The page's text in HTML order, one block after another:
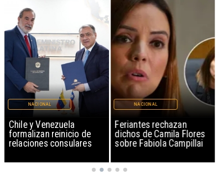
Chile y Venezuela
formalizan reinicio de
relaciones consulares
NACIONAL
Feriantes rechazan
dichos de Camila Flores
sobre Fabiola Campillai
NACIONAL